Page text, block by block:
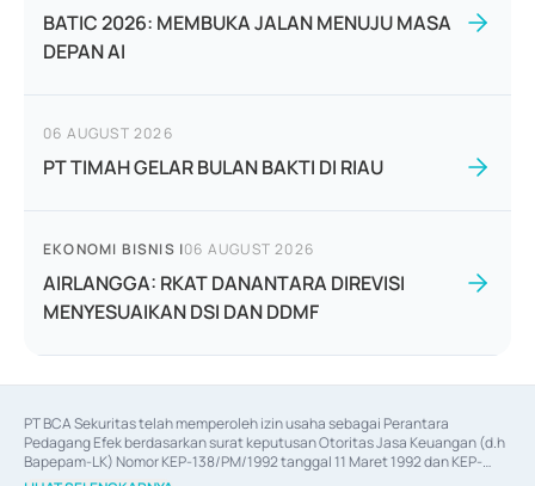
BATIC 2026: MEMBUKA JALAN MENUJU MASA
DEPAN AI
06 AUGUST 2026
PT TIMAH GELAR BULAN BAKTI DI RIAU
EKONOMI BISNIS |06 AUGUST 2026
AIRLANGGA: RKAT DANANTARA DIREVISI
MENYESUAIKAN DSI DAN DDMF
PT BCA Sekuritas telah memperoleh izin usaha sebagai Perantara
Pedagang Efek berdasarkan surat keputusan Otoritas Jasa Keuangan (d.h
Bapepam-LK) Nomor KEP-138/PM/1992 tanggal 11 Maret 1992 dan KEP-
06/D.04/2014 tanggal 28 Februari 2014, izin usaha sebagai Penjamin Emisi